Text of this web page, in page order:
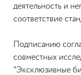
деятельность и
соответствие
Подписанию
совместных
"Эксклюзивные